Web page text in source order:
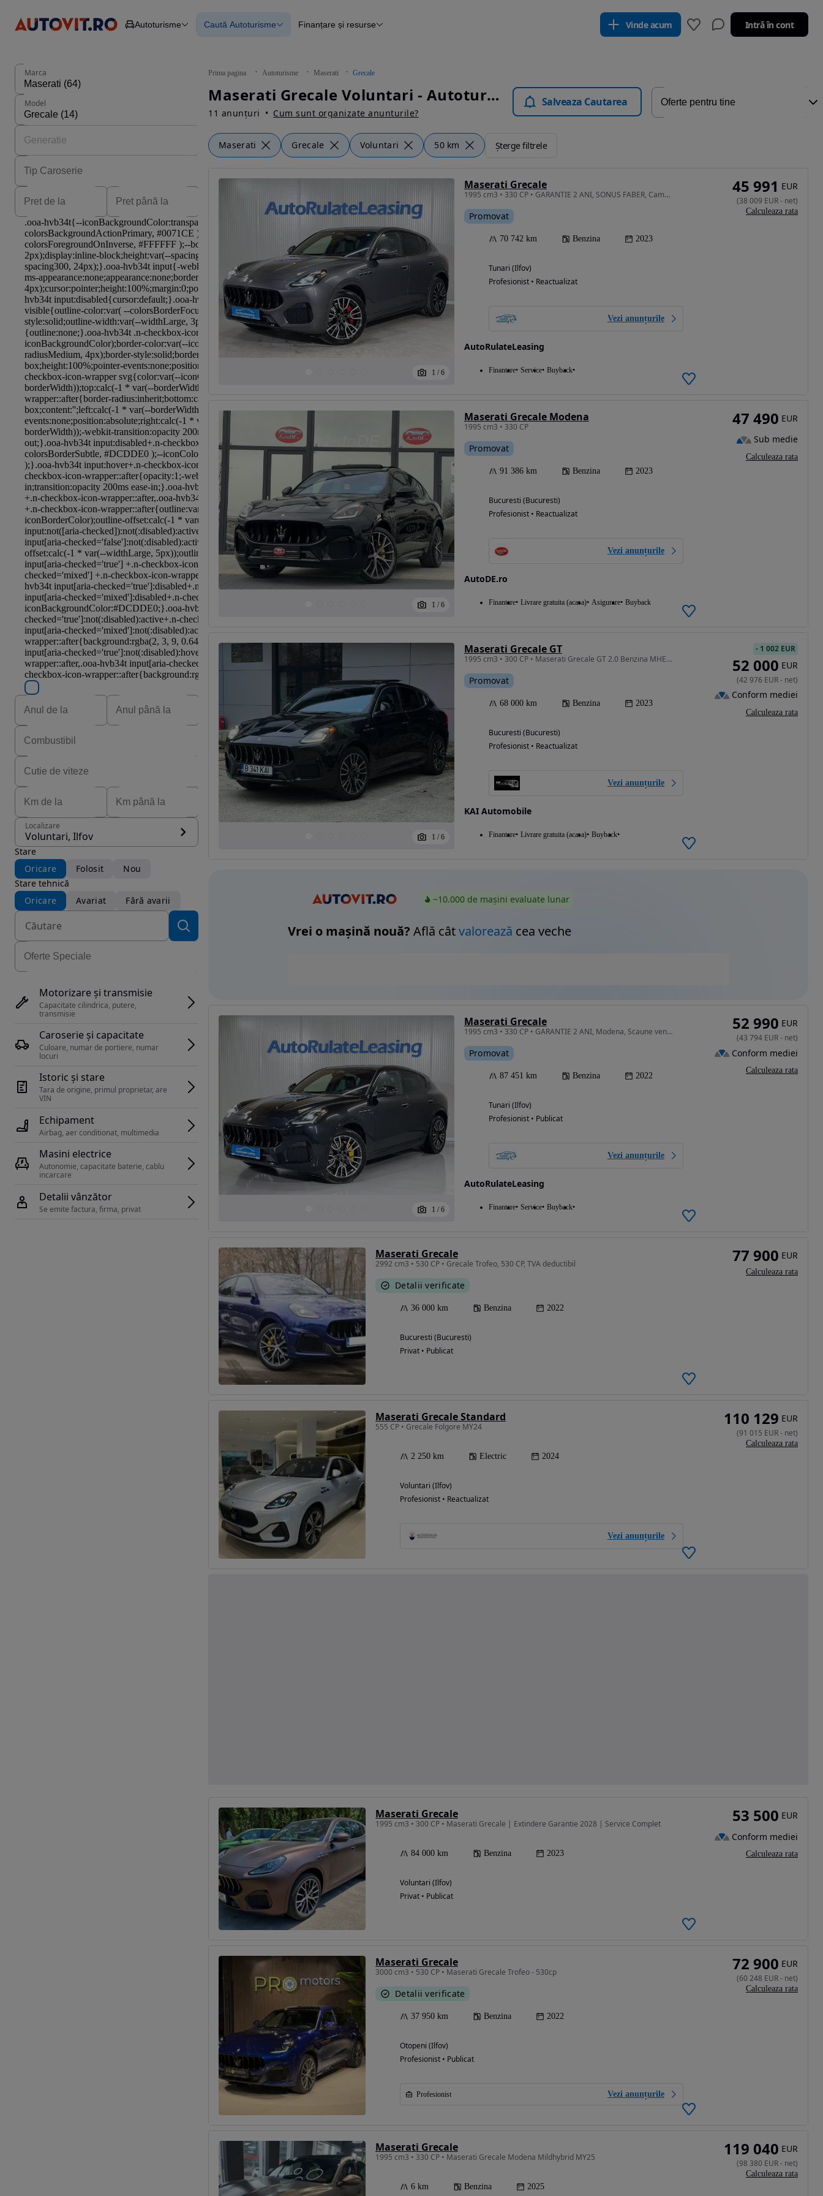
Autoturisme
Autoturisme
Mașini electrice
Mașini cu detalii verificate
Caută Autoturisme
Blog Autovit.ro
Finanțare și resurse Vinde acum Intră în cont
Prima pagina Autoturisme Maserati Grecale
Maserati Grecale Voluntari - Autoturisme
11 anunțuri Cum sunt organizate anunturile?
Salveaza Cautarea
Maserati Grecale Voluntari 50 km Șterge filtrele
Marca
Model
Eligibil pentru
Localizare
Voluntari, Ilfov
Stare
Oricare
Folosit
Nou
Stare tehnică
Oricare
Avariat Fără avarii
Motorizare și transmisie
Capacitate cilindrica, putere,
transmisie
Caroserie și capacitate
Culoare, numar de portiere, numar
locuri
Istoric și stare
Tara de origine, primul proprietar, are
Echipament
Airbag, aer conditionat, multimedia
Masini electrice
Autonomie, capacitate baterie, cablu
Detalii vânzător
Se emite factura, firma, privat
1 / 6
Maserati Grecale
1995 cm3 • 330 CP • GARANTIE 2 ANI, SONUS FABER, Camera 360, Suspensie adaptiva
Promovat
70 742 km Benzina 2023
Tunari (Ilfov)
Profesionist • Reactualizat
Vezi anunțurile
AutoRulateLeasing
Finantare Service Buyback
45 991 EUR
(38 009 EUR- net)
Calculeaza rata
1 / 6
Maserati Grecale Modena
1995 cm3 • 330 CP
Promovat
91 386 km Benzina 2023
Bucuresti (Bucuresti)
Profesionist • Reactualizat
Vezi anunțurile
AutoDE.ro
Finantare Livrare gratuita (acasa) Asigurare Buyback
47 490 EUR
Sub medie
Calculeaza rata
1 / 6
Maserati Grecale GT
1995 cm3 • 300 CP • Maserati Grecale GT 2.0 Benzina MHEV 300cp
Promovat
68 000 km Benzina 2023
Bucuresti (Bucuresti)
Profesionist • Reactualizat
Vezi anunțurile
KAI Automobile
Finantare Livrare gratuita (acasa) Buyback
- 1 002 EUR
52 000 EUR
(42 976 EUR- net)
Conform mediei
Calculeaza rata
~10.000 de mașini evaluate lunar
Vrei o mașină nouă? Află câtvalorează cea veche
1 / 6
Maserati Grecale
1995 cm3 • 330 CP • GARANTIE 2 ANI, Modena, Scaune ventilate, Camera 360, Piele, HUD
Promovat
87 451 km Benzina 2022
Tunari (Ilfov)
Profesionist • Publicat
Vezi anunțurile
AutoRulateLeasing
Finantare Service Buyback
52 990 EUR
(43 794 EUR- net)
Conform mediei
Calculeaza rata
Maserati Grecale
2992 cm3 • 530 CP • Grecale Trofeo, 530 CP, TVA deductibil
Detalii verificate
36 000 km Benzina 2022
Bucuresti (Bucuresti)
Privat • Publicat
77 900 EUR
Calculeaza rata
Maserati Grecale Standard
555 CP • Grecale Folgore MY24
2 250 km Electric 2024
Voluntari (Ilfov)
Profesionist • Reactualizat
Vezi anunțurile
110 129 EUR
(91 015 EUR- net)
Calculeaza rata
Maserati Grecale
1995 cm3 • 300 CP • Maserati Grecale | Extindere Garantie 2028 | Service Complet
84 000 km Benzina 2023
Voluntari (Ilfov)
Privat • Publicat
53 500 EUR
Conform mediei
Calculeaza rata
Maserati Grecale
3000 cm3 • 530 CP • Maserati Grecale Trofeo - 530cp
Detalii verificate
37 950 km Benzina 2022
Otopeni (Ilfov)
Profesionist • Publicat
Profesionist Vezi anunțurile
72 900 EUR
(60 248 EUR- net)
Calculeaza rata
Maserati Grecale
1995 cm3 • 330 CP • Maserati Grecale Modena Mildhybrid MY25
6 km Benzina 2025
119 040 EUR
(98 380 EUR- net)
Calculeaza rata